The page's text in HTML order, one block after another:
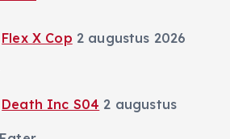
Flex X Cop 2 augustus 2026
Death Inc S04 2 augustus